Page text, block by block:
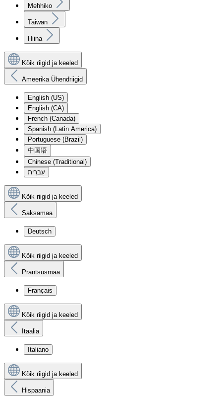
Mehhiko
Taiwan
Hiina
Kõik riigid ja keeled
Ameerika Ühendriigid
English (US)
English (CA)
French (Canada)
Spanish (Latin America)
Portuguese (Brazil)
中国语
Chinese (Traditional)
עִברִית
Kõik riigid ja keeled
Saksamaa
Deutsch
Kõik riigid ja keeled
Prantsusmaa
Français
Kõik riigid ja keeled
Itaalia
Italiano
Kõik riigid ja keeled
Hispaania